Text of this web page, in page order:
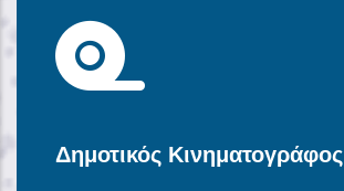
Δημοτικός Κινηματογράφος